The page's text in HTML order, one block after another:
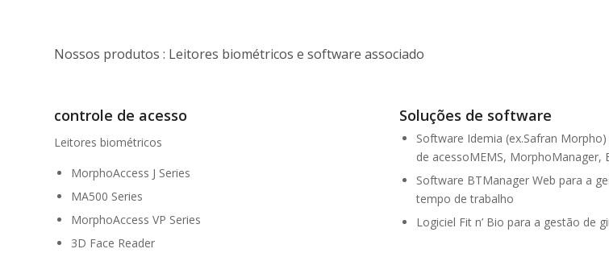
Nossos produtos : Leitores biométricos e software associado
controle de acesso
Leitores biométricos
MorphoAccess J Series
MA500 Series
MorphoAccess VP Series
3D Face Reader
Soluções de software
Software Idemia (ex.Safran
de acessoMEMS, MorphoManager,
Software BTManager Web para a
tempo de trabalho
Logiciel Fit n’ Bio para a gestão de